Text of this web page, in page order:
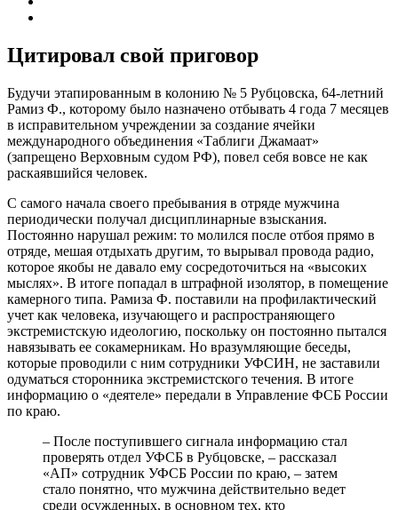
Цитировал свой приговор
Будучи этапированным в колонию № 5 Рубцовска, 64-летний
Рамиз Ф., которому было назначено отбывать 4 года 7 месяцев
в исправительном учреждении за создание ячейки
международного объединения «Таблиги Джамаат»
(запрещено Верховным судом РФ), повел себя вовсе не как
раскаявшийся человек.
С самого начала своего пребывания в отряде мужчина
периодически получал дисциплинарные взыскания.
Постоянно нарушал режим: то молился после отбоя прямо в
отряде, мешая отдыхать другим, то вырывал провода радио,
которое якобы не давало ему сосредоточиться на «высоких
мыслях». В итоге попадал в штрафной изолятор, в помещение
камерного типа. Рамиза Ф. поставили на профилактический
учет как человека, изучающего и распространяющего
экстремистскую идеологию, поскольку он постоянно пытался
навязывать ее сокамерникам. Но вразумляющие беседы,
которые проводили с ним сотрудники УФСИН, не заставили
одуматься сторонника экстремистского течения. В итоге
информацию о «деятеле» передали в Управление ФСБ России
по краю.
– После поступившего сигнала информацию стал
проверять отдел УФСБ в Рубцовске, – рассказал
«АП» сотрудник УФСБ России по краю, – затем
стало понятно, что мужчина действительно ведет
среди осужденных, в основном тех, кто